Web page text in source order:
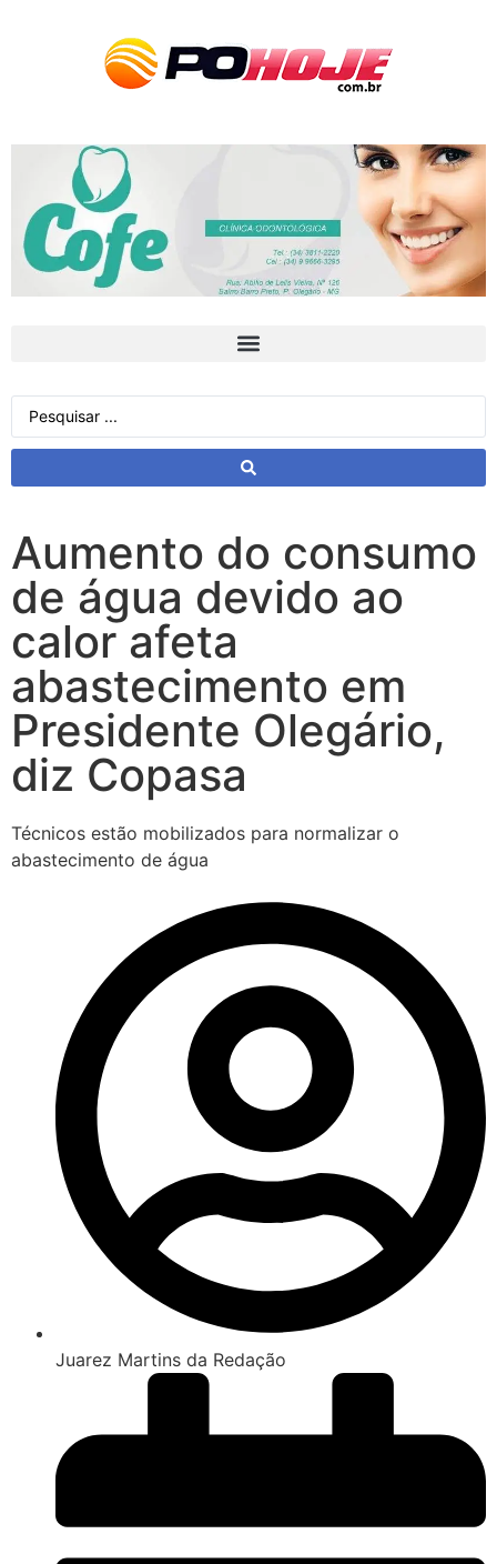
Aumento do consumo
de água devido ao
calor afeta
abastecimento em
Presidente Olegário,
diz Copasa
Técnicos estão mobilizados para normalizar o
abastecimento de água
Juarez Martins da Redação